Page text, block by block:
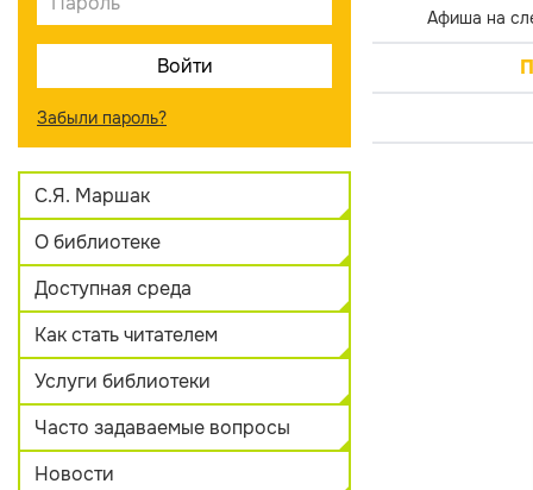
Забыли пароль?
С.Я. Маршак
О библиотеке
Доступная среда
Как стать читателем
Услуги библиотеки
Часто задаваемые вопросы
Новости
Афиша на